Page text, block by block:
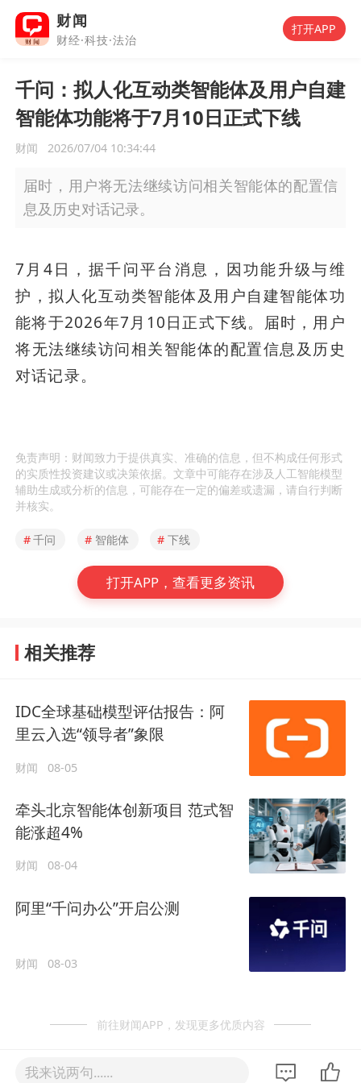
财闻
财经·科技·法治
打开APP
千问：拟人化互动类智能体及用户自建
智能体功能将于7月10日正式下线
财闻 2026/07/04 10:34:44
届时，用户将无法继续访问相关智能体的配置信
息及历史对话记录。
7月4日，据千问平台消息，因功能升级与维
护，拟人化互动类智能体及用户自建智能体功
能将于2026年7月10日正式下线。届时，用户
将无法继续访问相关智能体的配置信息及历史
对话记录。
免责声明：财闻致力于提供真实、准确的信息，但不构成任何形式
的实质性投资建议或决策依据。文章中可能存在涉及人工智能模型
辅助生成或分析的信息，可能存在一定的偏差或遗漏，请自行判断
并核实。
#千问 # 智能体 # 下线
打开APP，查看更多资讯
相关推荐
IDC全球基础模型评估报告：阿
里云入选“领导者”象限
财闻 08-05
牵头北京智能体创新项目 范式智
能涨超4%
财闻 08-04
阿里“千问办公”开启公测
财闻 08-03
前往财闻APP，发现更多优质内容
我来说两句......